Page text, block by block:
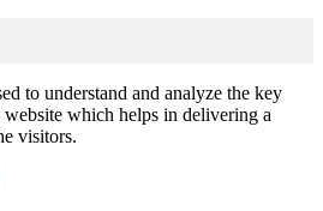
to understand and analyze the key
which helps in delivering a
visitors.